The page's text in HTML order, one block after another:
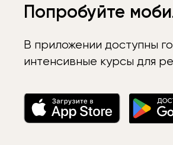
Попробуйте
В приложении доступны
интенсивные курсы для